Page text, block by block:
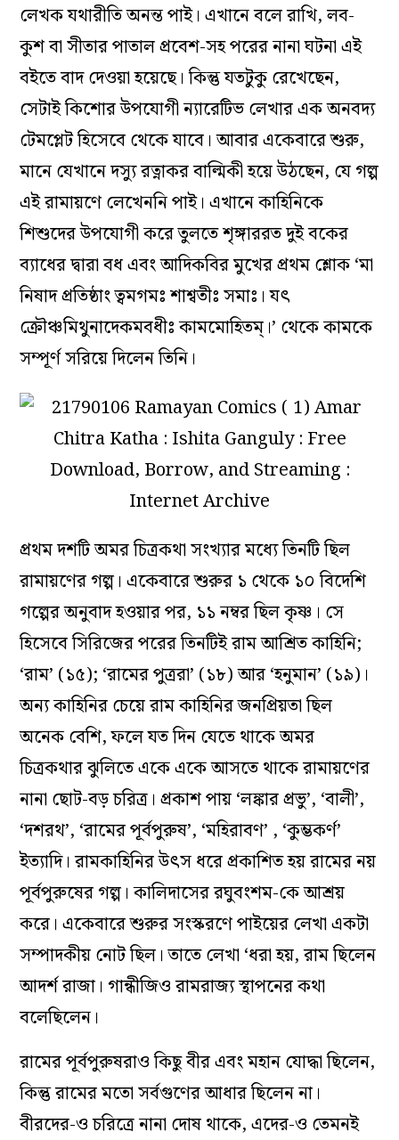
লেখক যথারীতি অনন্ত পাই। এখানে বলে রাখি, লব-
কুশ বা সীতার পাতাল প্রবেশ-সহ পরের নানা ঘটনা এই
বইতে বাদ দেওয়া হয়েছে। কিন্তু যতটুকু রেখেছেন,
সেটাই কিশোর উপযোগী ন্যারেটিভ লেখার এক অনবদ্য
টেমপ্লেট হিসেবে থেকে যাবে। আবার একেবারে শুরু,
মানে যেখানে দস্যু রত্নাকর বাল্মিকী হয়ে উঠছেন, যে গল্প
এই রামায়ণে লেখেননি পাই। এখানে কাহিনিকে
শিশুদের উপযোগী করে তুলতে শৃঙ্গাররত দুই বকের
ব্যাধের দ্বারা বধ এবং আদিকবির মুখের প্রথম শ্লোক ‘মা
নিষাদ প্রতিষ্ঠাং ত্বমগমঃ শাশ্বতীঃ সমাঃ। যৎ
ক্রৌঞ্চমিথুনাদেকমবধীঃ কামমোহিতম্।’ থেকে কামকে
সম্পূর্ণ সরিয়ে দিলেন তিনি।
প্রথম দশটি অমর চিত্রকথা সংখ্যার মধ্যে তিনটি ছিল
রামায়ণের গল্প। একেবারে শুরুর ১ থেকে ১০ বিদেশি
গল্পের অনুবাদ হওয়ার পর, ১১ নম্বর ছিল কৃষ্ণ। সে
হিসেবে সিরিজের পরের তিনটিই রাম আশ্রিত কাহিনি;
‘রাম’ (১৫); ‘রামের পুত্ররা’ (১৮) আর ‘হনুমান’ (১৯)।
অন্য কাহিনির চেয়ে রাম কাহিনির জনপ্রিয়তা ছিল
অনেক বেশি, ফলে যত দিন যেতে থাকে অমর
চিত্রকথার ঝুলিতে একে একে আসতে থাকে রামায়ণের
নানা ছোট-বড় চরিত্র। প্রকাশ পায় ‘লঙ্কার প্রভু’, ‘বালী’,
‘দশরথ’, ‘রামের পূর্বপুরুষ’, ‘মহিরাবণ’ , ‘কুম্ভকর্ণ’
ইত্যাদি। রামকাহিনির উৎস ধরে প্রকাশিত হয় রামের নয়
পূর্বপুরুষের গল্প। কালিদাসের রঘুবংশম-কে আশ্রয়
করে। একেবারে শুরুর সংস্করণে পাইয়ের লেখা একটা
সম্পাদকীয় নোট ছিল। তাতে লেখা ‘ধরা হয়, রাম ছিলেন
আদর্শ রাজা। গান্ধীজিও রামরাজ্য স্থাপনের কথা
বলেছিলেন।
রামের পূর্বপুরুষরাও কিছু বীর এবং মহান যোদ্ধা ছিলেন,
কিন্তু রামের মতো সর্বগুণের আধার ছিলেন না।
বীরদের-ও চরিত্রে নানা দোষ থাকে, এদের-ও তেমনই